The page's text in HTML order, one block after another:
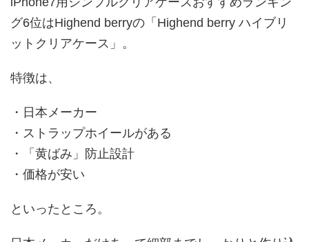
グ6位はHighend berryの「Highend berry ハイブリ
ットクリアケース」。
特徴は、
・日本メーカー
・ストラップホイールがある
・「黄ばみ」防止設計
・価格が安い
といったところ。